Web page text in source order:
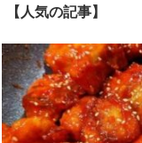
【人気の記事】